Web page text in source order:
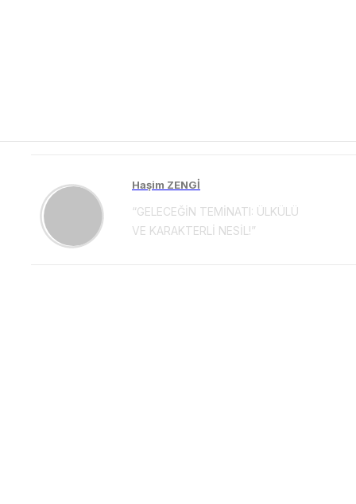
Haşim ZENGİ
“GELECEĞİN TEMİNATI: ÜLKÜLÜ
VE KARAKTERLİ NESİL!”